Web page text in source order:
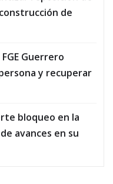
de
Guerrero
y recuperar
bloqueo en la
avances en su